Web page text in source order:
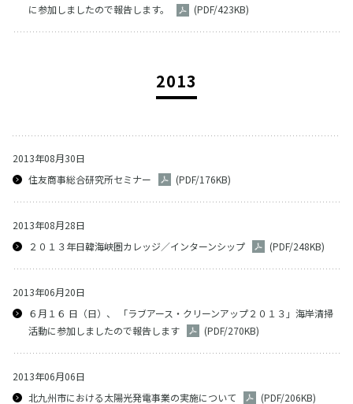
に参加しましたので報告します。
(PDF/423KB)
2013
2013年08月30日
住友商事総合研究所セミナー
(PDF/176KB)
2013年08月28日
２０１３年日韓海峡圏カレッジ／インターンシップ
(PDF/248KB)
2013年06月20日
６月１６ 日（日）、 「ラブアース・クリーンアップ２０１３」海岸清掃
活動に参加しましたので報告します
(PDF/270KB)
2013年06月06日
北九州市における太陽光発電事業の実施について
(PDF/206KB)